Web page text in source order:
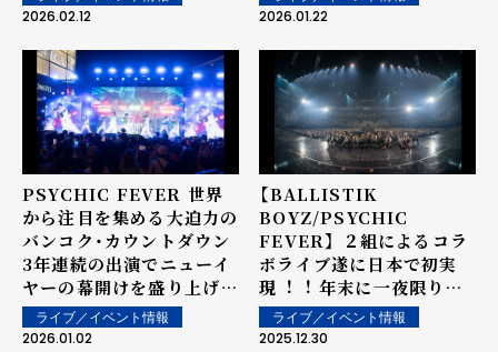
説のライブが最新アニメー
ーンに甦る！ LIVE IN
THEATER『BATTLE OF
TOKYO -うつくしき嘘-』
大好評につき公開御礼舞台
挨拶、追加緊急決定！ NEO
EXILEからLIL LEAGUE
全メンバー登壇！ 応援上映
グッズ持参推奨！ペンライ
トと歓声で劇場を埋め尽く
そう！
2026.02.12 2026.01.22
PSYCHIC FEVER 世界
から注目を集める大迫力の
バンコク・カウントダウン
3年連続の出演でニューイ
ヤーの幕開けを盛り上げ
る！！ 「2026年は夢に向か
って躍進できる年に」
ライブ／イベント情報
2026.01.02
【BALLISTIK
BOYZ/PSYCHIC
FEVER】 ２組によるコラ
ボライブ遂に⽇本で初実
現︕︕ 年末に一夜限りの
特別な"お祭り"で大盛り上
がり！ メンバーシャッフル
ライブ／イベント情報
2025.12.30